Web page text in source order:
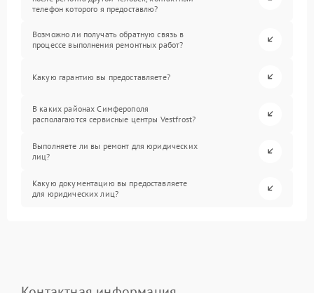
телефон которого я предоставлю?
Возможно ли получать обратную связь в
процессе выполнения ремонтных работ?
Какую гарантию вы предоставляете?
В каких районах Симферополя
располагаются сервисные центры Vestfrost?
Выполняете ли вы ремонт для юридических
лиц?
Какую документацию вы предоставляете
для юридических лиц?